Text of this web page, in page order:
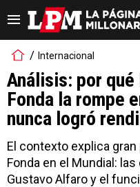
Internacional
Análisis: por
Fonda la rompe
nunca logró
El contexto explica
Fonda en el Mundial:
Gustavo Alfaro y el